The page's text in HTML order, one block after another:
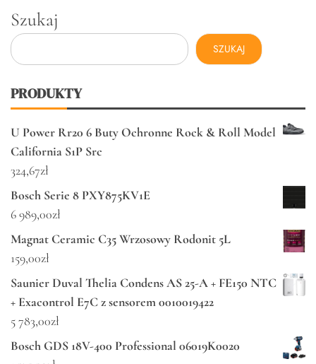
Szukaj
SZUKAJ
PRODUKTY
U Power Rr20 6 Buty Ochronne Rock & Roll Model
California S1P Src
324,67zł
Bosch Serie 8 PXY875KV1E
6 989,00zł
Magnat Ceramic C35 Wrzosowy Rodonit 5L
159,00zł
Saunier Duval Thelia Condens AS 25-A + FE150 NTC
+ Exacontrol E7C z sensorem 0010019422
5 783,00zł
Bosch GDS 18V-400 Professional 06019K0020